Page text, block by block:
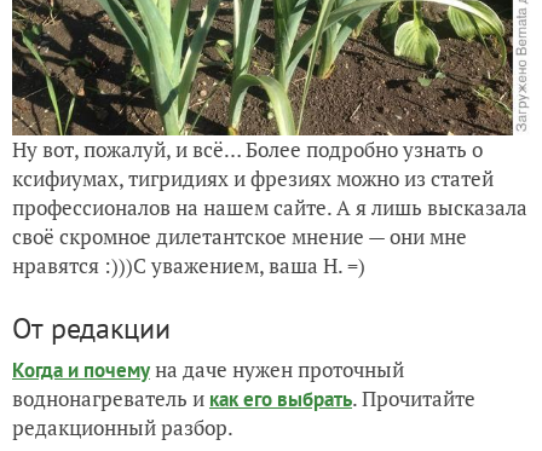
Ну вот, пожалуй, и всё… Более подробно узнать о
ксифиумах, тигридиях и фрезиях можно из статей
профессионалов на нашем сайте. А я лишь высказала
своё скромное дилетантское мнение — они мне
нравятся :)))С уважением, ваша Н. =)
От редакции
Когда и почемуна даче нужен проточный
воднонагреватель и как его выбрать. Прочитайте
редакционный разбор.